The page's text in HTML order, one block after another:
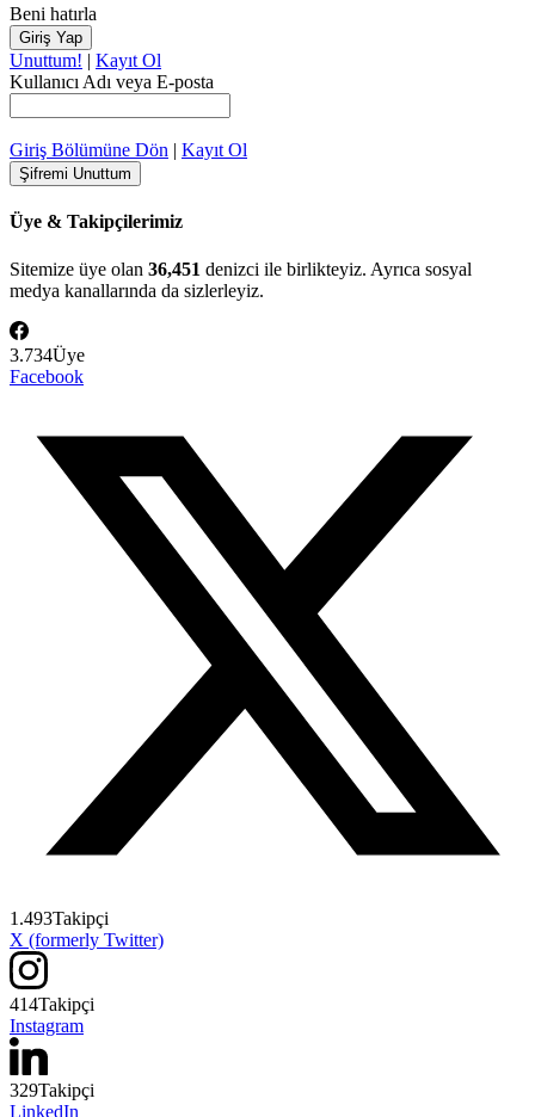
Beni hatırla
Unuttum! | Kayıt Ol
Kullanıcı Adı veya E-posta
Giriş Bölümüne Dön | Kayıt Ol
Üye & Takipçilerimiz
Sitemize üye olan 36,451 denizci ile birlikteyiz. Ayrıca sosyal
medya kanallarında da sizlerleyiz.
3.734Üye
Facebook
1.493Takipçi
X (formerly Twitter)
414Takipçi
Instagram
329Takipçi
LinkedIn